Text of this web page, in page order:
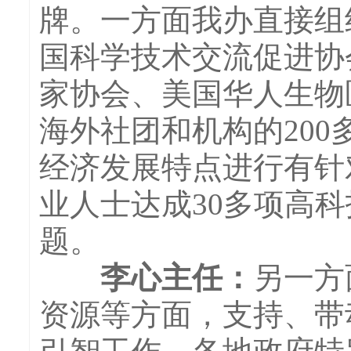
牌。一方面我办直接
国科学技术交流促进
家协会、美国华人生
海外社团和机构的200
经济发展特点进行有
业人士达成30多项高
题。
李心主任： 另一
资源等方面，支持、